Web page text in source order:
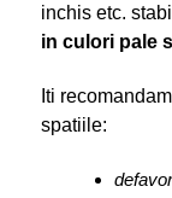
inchis etc.
in culori pale
Iti
spatiile: